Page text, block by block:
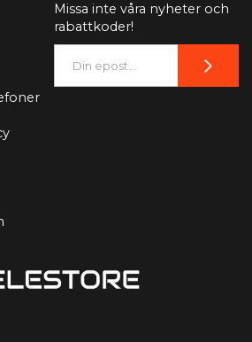
Missa inte våra nyheter och
rabattkoder!